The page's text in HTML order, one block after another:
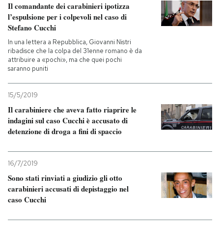
CALENDARIO
AREA PERSONALE
Entra
Il comandante dei carabinieri ipotizza
l’espulsione per i colpevoli nel caso di
Stefano Cucchi
In una lettera a Repubblica, Giovanni Nistri
ribadisce che la colpa del 31enne romano è da
attribuire a «pochi», ma che quei pochi
saranno puniti
15/5/2019
Il carabiniere che aveva fatto riaprire le
indagini sul caso Cucchi è accusato di
detenzione di droga a fini di spaccio
16/7/2019
Sono stati rinviati a giudizio gli otto
carabinieri accusati di depistaggio nel
caso Cucchi